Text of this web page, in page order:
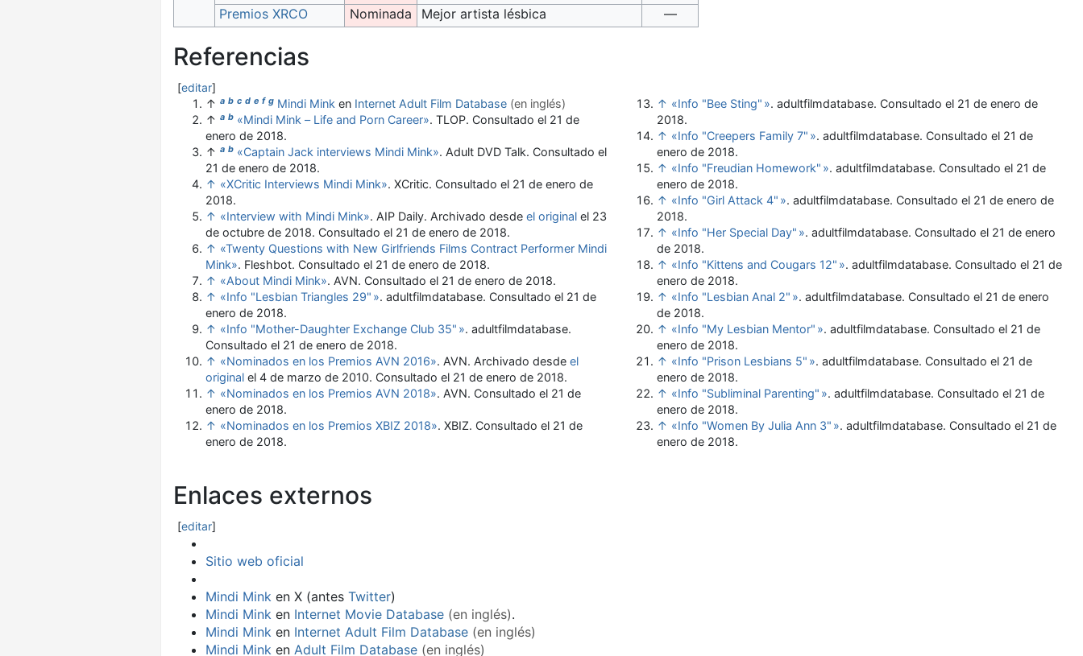
Premios XRCO
Nominada Mejor artista lésbica —
Referencias
[editar]
↑ a b c d e f g Mindi Mink en Internet Adult Film Database (en inglés)
↑ a b «Mindi Mink – Life and Porn Career». TLOP. Consultado el 21 de
enero de 2018.
↑ a b «Captain Jack interviews Mindi Mink». Adult DVD Talk. Consultado el
21 de enero de 2018.
↑ «XCritic Interviews Mindi Mink». XCritic. Consultado el 21 de enero de
2018.
↑ «Interview with Mindi Mink». AIP Daily. Archivado desde el original el 23
de octubre de 2018. Consultado el 21 de enero de 2018.
↑ «Twenty Questions with New Girlfriends Films Contract Performer Mindi
Mink». Fleshbot. Consultado el 21 de enero de 2018.
↑ «About Mindi Mink». AVN. Consultado el 21 de enero de 2018.
↑ «Info "Lesbian Triangles 29" ». adultfilmdatabase. Consultado el 21 de
enero de 2018.
↑ «Info "Mother-Daughter Exchange Club 35" ». adultfilmdatabase.
Consultado el 21 de enero de 2018.
↑ «Nominados en los Premios AVN 2016». AVN. Archivado desde el
original el 4 de marzo de 2010. Consultado el 21 de enero de 2018.
↑ «Nominados en los Premios AVN 2018». AVN. Consultado el 21 de
enero de 2018.
↑ «Nominados en los Premios XBIZ 2018». XBIZ. Consultado el 21 de
enero de 2018.
↑ «Info "Bee Sting" ». adultfilmdatabase. Consultado el 21 de enero de
2018.
↑ «Info "Creepers Family 7" ». adultfilmdatabase. Consultado el 21 de
enero de 2018.
↑ «Info "Freudian Homework" ». adultfilmdatabase. Consultado el 21 de
enero de 2018.
↑ «Info "Girl Attack 4" ». adultfilmdatabase. Consultado el 21 de enero de
2018.
↑ «Info "Her Special Day" ». adultfilmdatabase. Consultado el 21 de enero
de 2018.
↑ «Info "Kittens and Cougars 12" ». adultfilmdatabase. Consultado el 21 de
enero de 2018.
↑ «Info "Lesbian Anal 2" ». adultfilmdatabase. Consultado el 21 de enero
de 2018.
↑ «Info "My Lesbian Mentor" ». adultfilmdatabase. Consultado el 21 de
enero de 2018.
↑ «Info "Prison Lesbians 5" ». adultfilmdatabase. Consultado el 21 de
enero de 2018.
↑ «Info "Subliminal Parenting" ». adultfilmdatabase. Consultado el 21 de
enero de 2018.
↑ «Info "Women By Julia Ann 3" ». adultfilmdatabase. Consultado el 21 de
enero de 2018.
Enlaces externos
[editar]
Sitio web oficial
Mindi Mink en X (antes Twitter)
Mindi Mink en Internet Movie Database (en inglés).
Mindi Mink en Internet Adult Film Database (en inglés)
Mindi Mink en Adult Film Database (en inglés)